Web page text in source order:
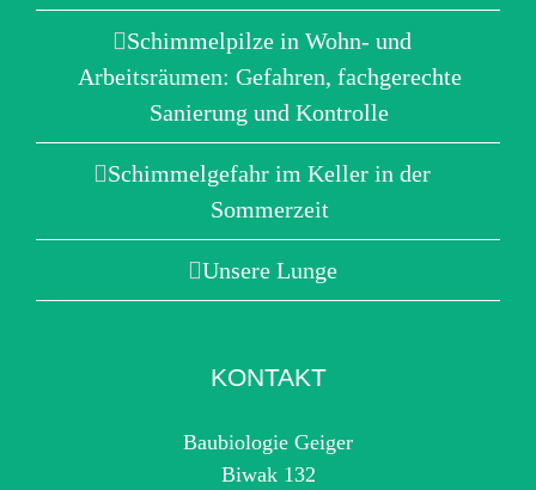
Schimmelpilze in Wohn- und
Arbeitsräumen: Gefahren, fachgerechte
Sanierung und Kontrolle
Schimmelgefahr im Keller in der
Sommerzeit
Unsere Lunge
KONTAKT
Baubiologie Geiger
Biwak 132